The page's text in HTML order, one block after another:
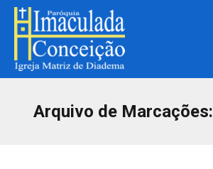
Arquivo de Marcações: